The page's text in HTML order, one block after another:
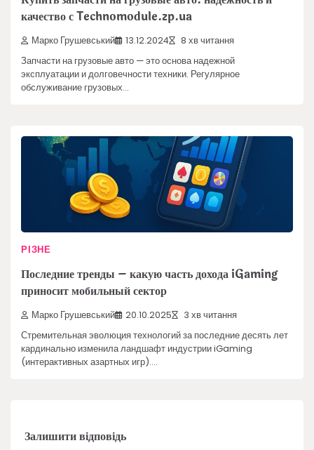
качество с Technomodule.zp.ua
Марко Грушевський 13.12.2024 8 хв читання
Запчасти на грузовые авто — это основа надежной
эксплуатации и долговечности техники. Регулярное
обслуживание грузовых…
РІЗНЕ
Последние тренды – какую часть дохода iGaming
приносит мобильный сектор
Марко Грушевський 20.10.2025 3 хв читання
Стремительная эволюция технологий за последние десять лет
кардинально изменила ландшафт индустрии iGaming
(интерактивных азартных игр).…
Залишити відповідь